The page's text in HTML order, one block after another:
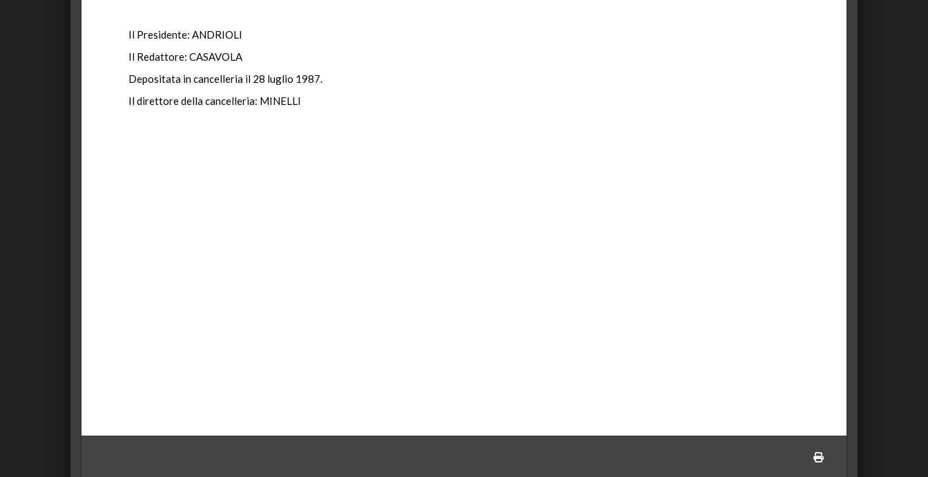
Il Presidente: ANDRIOLI
Il Redattore: CASAVOLA
Depositata in cancelleria il 28 luglio 1987.
Il direttore della cancelleria: MINELLI